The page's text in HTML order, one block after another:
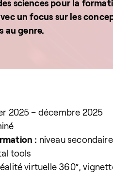
sciences pour la
un focus sur les
au genre.
2025 – décembre 2025
: niveau
tools
virtuelle 360°,